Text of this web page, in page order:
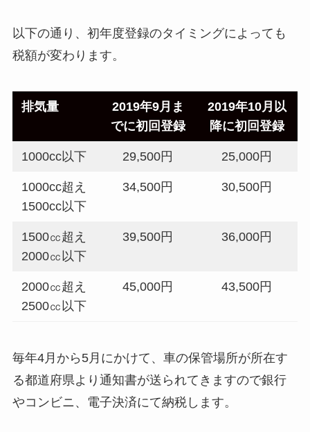
以下の通り、初年度登録のタイミングによっても
税額が変わります。
排気量
2019年9月ま
でに初回登録
2019年10月以
降に初回登録
1000cc以下 29,500円 25,000円
1000cc超え
1500cc以下
34,500円 30,500円
1500㏄超え
2000㏄以下
39,500円 36,000円
2000㏄超え
2500㏄以下
45,000円 43,500円
毎年4月から5月にかけて、車の保管場所が所在す
る都道府県より通知書が送られてきますので銀行
やコンビニ、電子決済にて納税します。